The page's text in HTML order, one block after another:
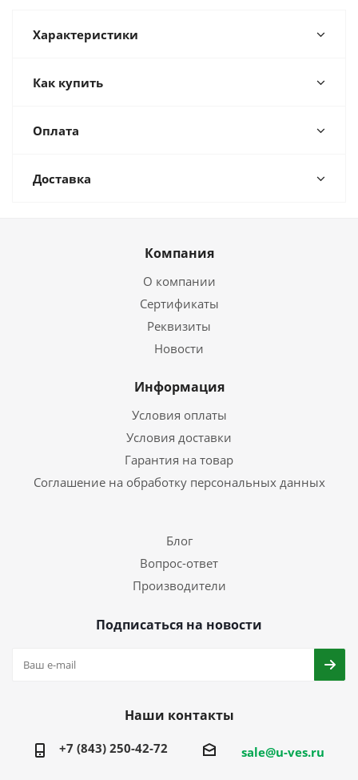
Характеристики
Как купить
Оплата
Доставка
Компания
О компании
Сертификаты
Реквизиты
Новости
Информация
Условия оплаты
Условия доставки
Гарантия на товар
Соглашение на обработку персональных данных
Блог
Вопрос-ответ
Производители
Подписаться на новости
Наши контакты
+7 (843) 250-42-72 sale@u-ves.ru